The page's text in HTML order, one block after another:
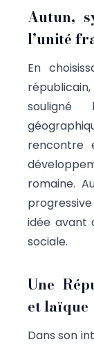
Autun,
l’unité
En
souligné
rencontre
romaine.
idée avant
sociale.
Une
et laïque
Dans son